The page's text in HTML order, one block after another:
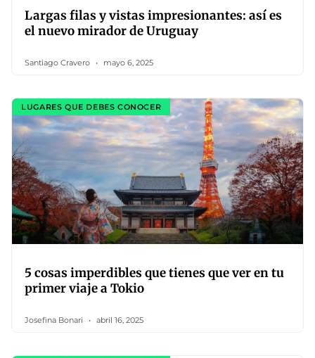
Largas filas y vistas impresionantes: así es
el nuevo mirador de Uruguay
Santiago Cravero mayo 6, 2025
LUGARES QUE DEBES CONOCER
5 cosas imperdibles que tienes que ver en tu
primer viaje a Tokio
Josefina Bonari abril 16, 2025